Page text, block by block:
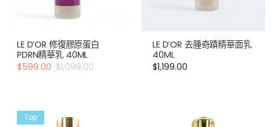
LE D’OR 修復膠原蛋白
PDRN精華乳 40ML
$1,099.00
$599.00
LE D’OR 去腫奇蹟精華面乳
40ML
$1,199.00
Top